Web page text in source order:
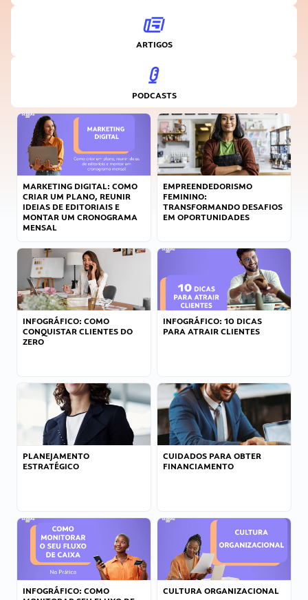
ARTIGOS
PODCASTS
MARKETING DIGITAL: COMO
CRIAR UM PLANO, REUNIR
IDEIAS DE EDITORIAIS E
MONTAR UM CRONOGRAMA
MENSAL
EMPREENDEDORISMO
FEMININO:
TRANSFORMANDO DESAFIOS
EM OPORTUNIDADES
INFOGRÁFICO: COMO
CONQUISTAR CLIENTES DO
ZERO
INFOGRÁFICO: 10 DICAS
PARA ATRAIR CLIENTES
PLANEJAMENTO
ESTRATÉGICO
CUIDADOS PARA OBTER
FINANCIAMENTO
INFOGRÁFICO: COMO
CULTURA ORGANIZACIONAL